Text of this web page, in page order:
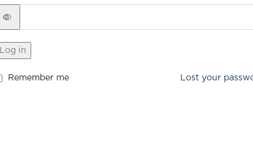
Log in
Lost your
Remember me